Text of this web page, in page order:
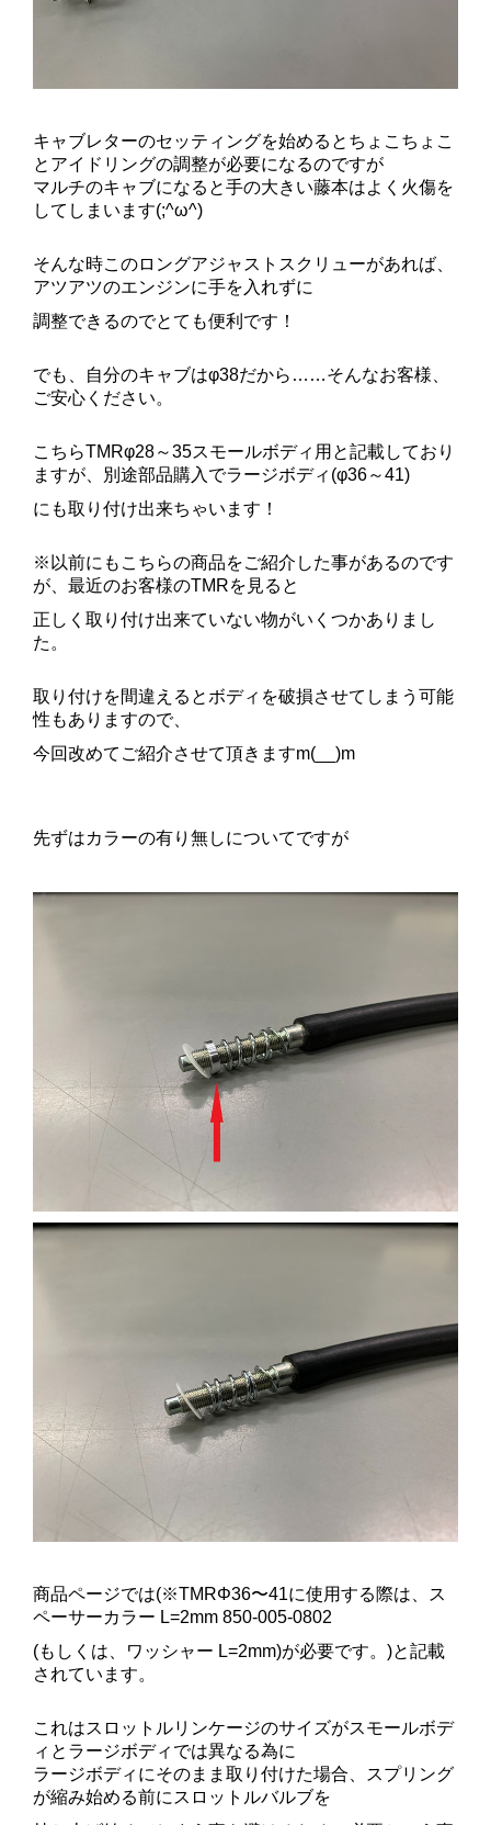
キャブレターのセッティングを始めるとちょこちょこ
とアイドリングの調整が必要になるのですが
マルチのキャブになると手の大きい藤本はよく火傷を
してしまいます(;^ω^)
そんな時このロングアジャストスクリューがあれば、
アツアツのエンジンに手を入れずに
調整できるのでとても便利です！
でも、自分のキャブはφ38だから……そんなお客様、
ご安心ください。
こちらTMRφ28～35スモールボディ用と記載しており
ますが、別途部品購入でラージボディ(φ36～41)
にも取り付け出来ちゃいます！
※以前にもこちらの商品をご紹介した事があるのです
が、最近のお客様のTMRを見ると
正しく取り付け出来ていない物がいくつかありまし
た。
取り付けを間違えるとボディを破損させてしまう可能
性もありますので、
今回改めてご紹介させて頂きますm(__)m
先ずはカラーの有り無しについてですが
商品ページでは(※TMRΦ36〜41に使用する際は、ス
ペーサーカラー L=2mm 850-005-0802
(もしくは、ワッシャー L=2mm)が必要です。)と記載
されています。
これはスロットルリンケージのサイズがスモールボデ
ィとラージボディでは異なる為に
ラージボディにそのまま取り付けた場合、スプリング
が縮み始める前にスロットルバルブを